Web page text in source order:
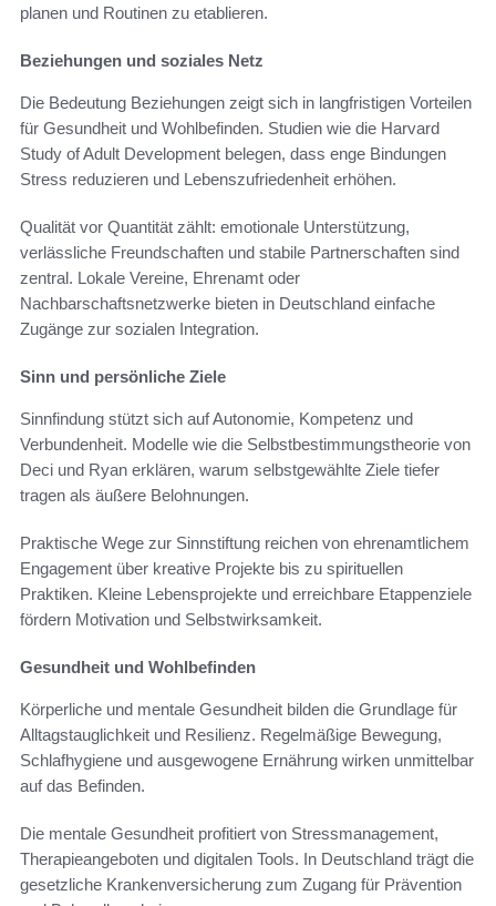
planen und Routinen zu etablieren.
Beziehungen und soziales Netz
Die Bedeutung Beziehungen zeigt sich in langfristigen Vorteilen
für Gesundheit und Wohlbefinden. Studien wie die Harvard
Study of Adult Development belegen, dass enge Bindungen
Stress reduzieren und Lebenszufriedenheit erhöhen.
Qualität vor Quantität zählt: emotionale Unterstützung,
verlässliche Freundschaften und stabile Partnerschaften sind
zentral. Lokale Vereine, Ehrenamt oder
Nachbarschaftsnetzwerke bieten in Deutschland einfache
Zugänge zur sozialen Integration.
Sinn und persönliche Ziele
Sinnfindung stützt sich auf Autonomie, Kompetenz und
Verbundenheit. Modelle wie die Selbstbestimmungstheorie von
Deci und Ryan erklären, warum selbstgewählte Ziele tiefer
tragen als äußere Belohnungen.
Praktische Wege zur Sinnstiftung reichen von ehrenamtlichem
Engagement über kreative Projekte bis zu spirituellen
Praktiken. Kleine Lebensprojekte und erreichbare Etappenziele
fördern Motivation und Selbstwirksamkeit.
Gesundheit und Wohlbefinden
Körperliche und mentale Gesundheit bilden die Grundlage für
Alltagstauglichkeit und Resilienz. Regelmäßige Bewegung,
Schlafhygiene und ausgewogene Ernährung wirken unmittelbar
auf das Befinden.
Die mentale Gesundheit profitiert von Stressmanagement,
Therapieangeboten und digitalen Tools. In Deutschland trägt die
gesetzliche Krankenversicherung zum Zugang für Prävention